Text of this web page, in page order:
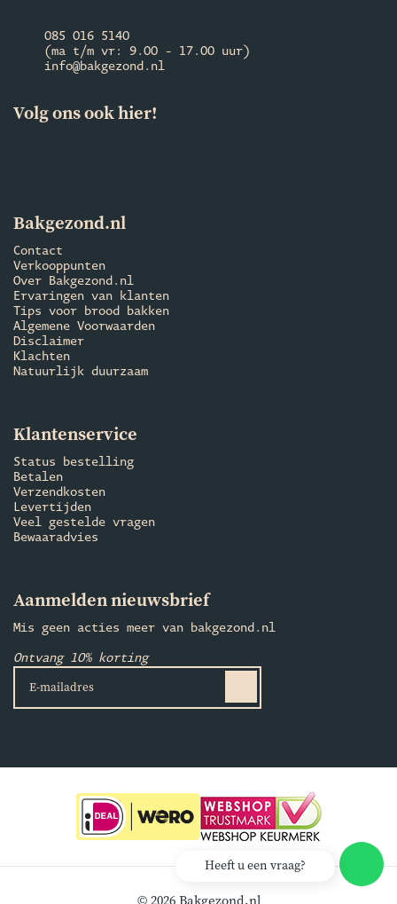
085 016 5140
(ma t/m vr: 9.00 - 17.00 uur)
info@bakgezond.nl
Volg ons ook hier!
Bakgezond.nl
Contact
Verkooppunten
Over Bakgezond.nl
Ervaringen van klanten
Tips voor brood bakken
Algemene Voorwaarden
Disclaimer
Klachten
Natuurlijk duurzaam
Klantenservice
Status bestelling
Betalen
Verzendkosten
Levertijden
Veel gestelde vragen
Bewaaradvies
Aanmelden nieuwsbrief
Mis geen acties meer van bakgezond.nl
Ontvang 10% korting
Heeft u een vraag?